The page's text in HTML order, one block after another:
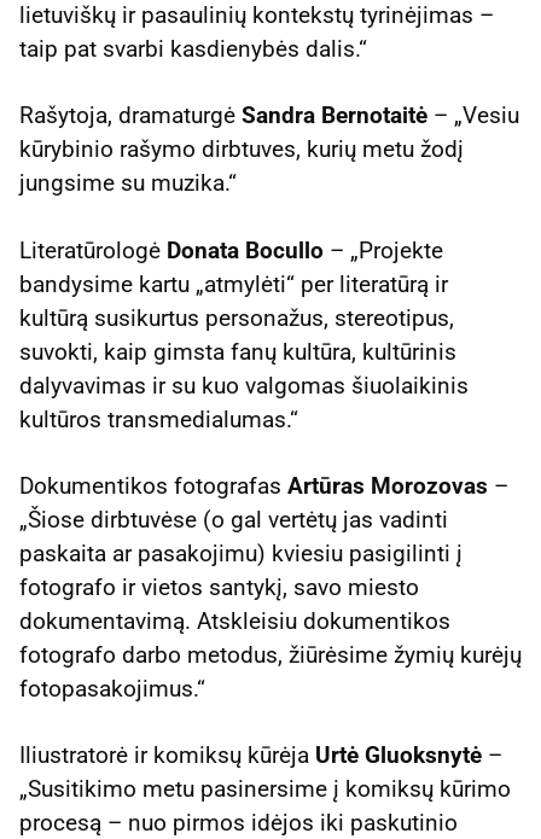
lietuviškų ir pasaulinių kontekstų tyrinėjimas –
taip pat svarbi kasdienybės dalis.“
Rašytoja, dramaturgė Sandra Bernotaitė – „Vesiu
kūrybinio rašymo dirbtuves, kurių metu žodį
jungsime su muzika.“
Literatūrologė Donata Bocullo – „Projekte
bandysime kartu „atmylėti“ per literatūrą ir
kultūrą susikurtus personažus, stereotipus,
suvokti, kaip gimsta fanų kultūra, kultūrinis
dalyvavimas ir su kuo valgomas šiuolaikinis
kultūros transmedialumas.“
Dokumentikos fotografas Artūras Morozovas –
„Šiose dirbtuvėse (o gal vertėtų jas vadinti
paskaita ar pasakojimu) kviesiu pasigilinti į
fotografo ir vietos santykį, savo miesto
dokumentavimą. Atskleisiu dokumentikos
fotografo darbo metodus, žiūrėsime žymių kurėjų
fotopasakojimus.“
Iliustratorė ir komiksų kūrėja Urtė Gluoksnytė –
„Susitikimo metu pasinersime į komiksų kūrimo
procesą – nuo pirmos idėjos iki paskutinio